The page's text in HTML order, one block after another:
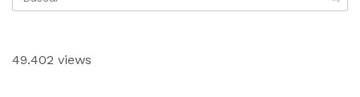
49.402 views